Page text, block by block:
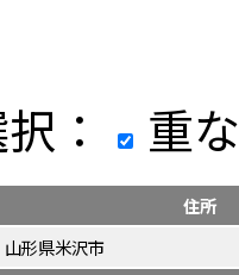
：
重
住所
山形県米沢市